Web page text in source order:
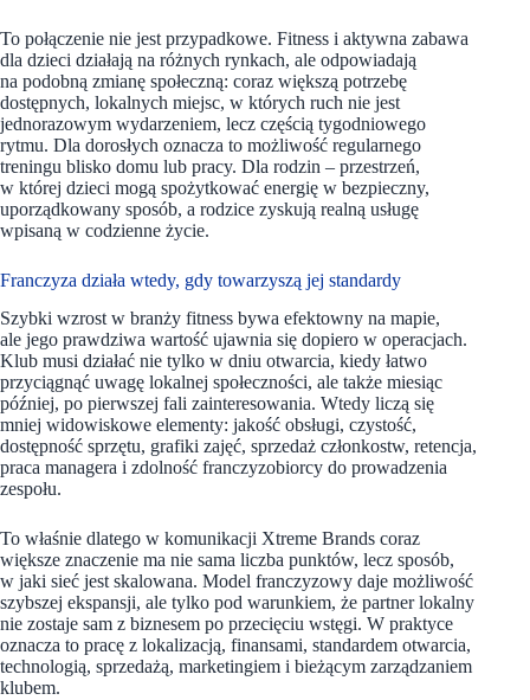
To połączenie nie jest przypadkowe. Fitness i aktywna zabawa
dla dzieci działają na różnych rynkach, ale odpowiadają
na podobną zmianę społeczną: coraz większą potrzebę
dostępnych, lokalnych miejsc, w których ruch nie jest
jednorazowym wydarzeniem, lecz częścią tygodniowego
rytmu. Dla dorosłych oznacza to możliwość regularnego
treningu blisko domu lub pracy. Dla rodzin – przestrzeń,
w której dzieci mogą spożytkować energię w bezpieczny,
uporządkowany sposób, a rodzice zyskują realną usługę
wpisaną w codzienne życie.
Franczyza działa wtedy, gdy towarzyszą jej standardy
Szybki wzrost w branży fitness bywa efektowny na mapie,
ale jego prawdziwa wartość ujawnia się dopiero w operacjach.
Klub musi działać nie tylko w dniu otwarcia, kiedy łatwo
przyciągnąć uwagę lokalnej społeczności, ale także miesiąc
później, po pierwszej fali zainteresowania. Wtedy liczą się
mniej widowiskowe elementy: jakość obsługi, czystość,
dostępność sprzętu, grafiki zajęć, sprzedaż członkostw, retencja,
praca managera i zdolność franczyzobiorcy do prowadzenia
zespołu.
To właśnie dlatego w komunikacji Xtreme Brands coraz
większe znaczenie ma nie sama liczba punktów, lecz sposób,
w jaki sieć jest skalowana. Model franczyzowy daje możliwość
szybszej ekspansji, ale tylko pod warunkiem, że partner lokalny
nie zostaje sam z biznesem po przecięciu wstęgi. W praktyce
oznacza to pracę z lokalizacją, finansami, standardem otwarcia,
technologią, sprzedażą, marketingiem i bieżącym zarządzaniem
klubem.